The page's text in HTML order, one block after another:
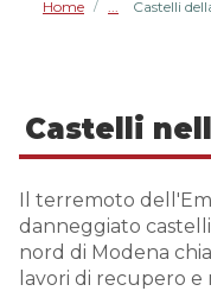
Home / Castelli
Castelli
Il terremoto
danneggiato
nord di Modena
lavori di recupero